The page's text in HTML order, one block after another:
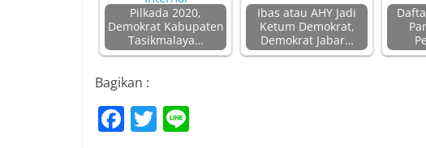
Pilkada 2020,
Demokrat Kabupaten
Tasikmalaya…
Ibas atau AHY Jadi
Ketum Demokrat,
Demokrat Jabar…
Bagikan :
F T